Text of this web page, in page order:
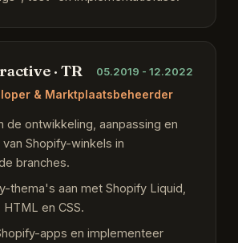
· TR 05.2019 - 12.2022
& Marktplaatsbeheerder
de ontwikkeling, aanpassing en
Shopify-winkels in
branches.
thema's aan met Shopify Liquid,
en CSS.
apps en implementeer